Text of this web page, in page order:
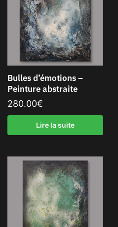
Bulles d’émotions –
Peinture abstraite
280.00€
Lire la suite